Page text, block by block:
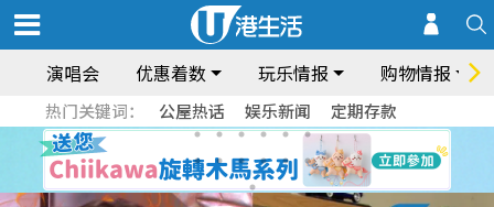
演唱会 优惠着数 玩乐情报 购物情报
热门关键词： 公屋热话 娱乐新闻 定期存款